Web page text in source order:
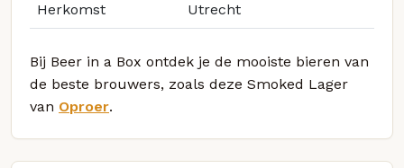
Herkomst Utrecht
Bij Beer in a Box ontdek je de mooiste bieren van
de beste brouwers, zoals deze Smoked Lager
van Oproer.